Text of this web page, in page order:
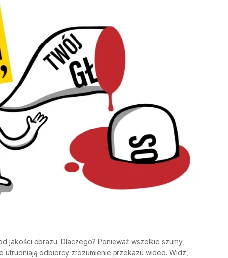
jakości obrazu. Dlaczego? Ponieważ wszelkie szumy,
utrudniają odbiorcy zrozumienie przekazu wideo. Widz,